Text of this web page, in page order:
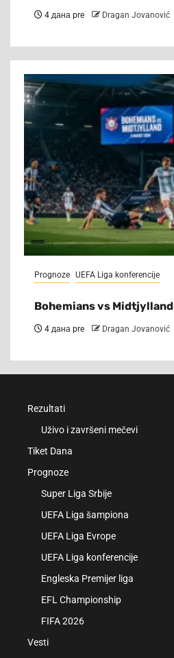
4 дана pre Dragan Jovanović
Prognoze UEFA Liga konferencije
Bohemians vs Midtjylland
4 дана pre Dragan Jovanović
Rezultati
Uživo i završeni mečevi
Tiket Dana
Prognoze
Super Liga Srbije
UEFA Liga šampiona
UEFA Liga Evrope
UEFA Liga konferencije
Engleska Premijer liga
EFL Championship
FIFA 2026
Vesti